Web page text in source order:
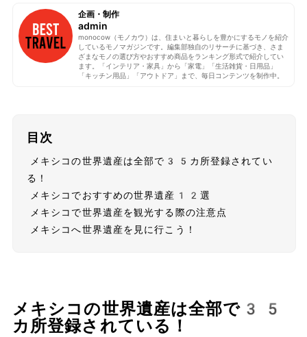
企画・制作
admin
monocow（モノカウ）は、住まいと暮らしを豊かにするモノを紹介
しているモノマガジンです。編集部独自のリサーチに基づき、さま
ざまなモノの選び方やおすすめ商品をランキング形式で紹介してい
ます。「インテリア・家具」から「家電」「生活雑貨・日用品」
「キッチン用品」「アウトドア」まで、毎日コンテンツを制作中。
目次
メキシコの世界遺産は全部で35カ所登録されてい
る！
メキシコでおすすめの世界遺産12選
メキシコで世界遺産を観光する際の注意点
メキシコへ世界遺産を見に行こう！
メキシコの世界遺産は全部で35
カ所登録されている！